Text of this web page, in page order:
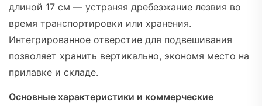
длиной 17 см — устраняя дребезжание лезвия во
время транспортировки или хранения.
Интегрированное отверстие для подвешивания
позволяет хранить вертикально, экономя место на
прилавке и складе.
Основные характеристики и коммерческие